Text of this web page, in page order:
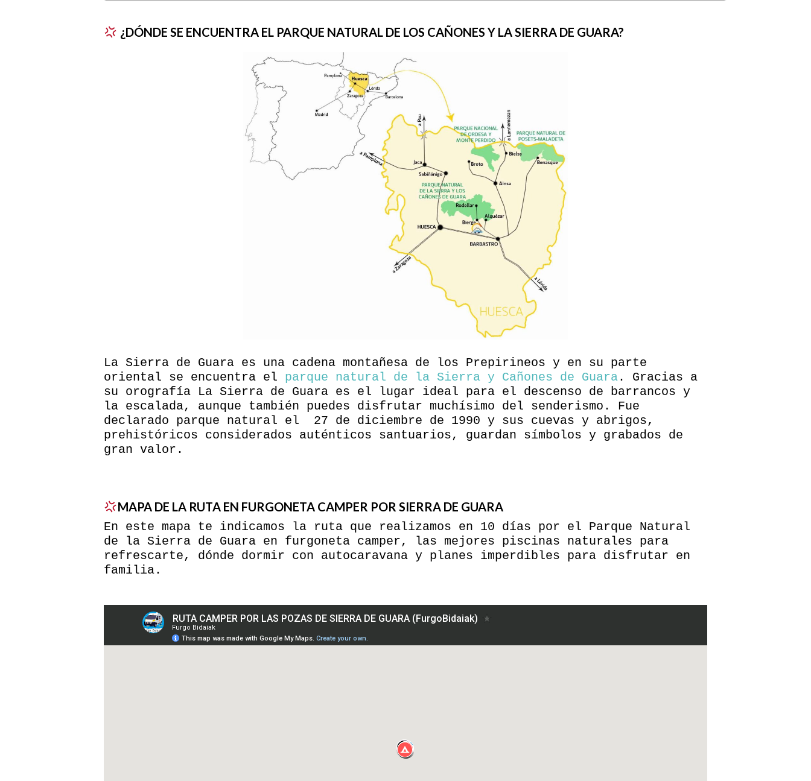
¿DÓNDE SE ENCUENTRA EL PARQUE NATURAL DE LOS CAÑONES Y LA SIERRA DE GUARA?
La Sierra de Guara es una cadena montañesa de los Prepirineos y en su parte
oriental se encuentra el parque natural de la Sierra y Cañones de Guara. Gracias a
su orografía La Sierra de Guara es el lugar ideal para el descenso de barrancos y
la escalada, aunque también puedes disfrutar muchísimo del senderismo. Fue
declarado parque natural el 27 de diciembre de 1990 y sus cuevas y abrigos,
prehistóricos considerados auténticos santuarios, guardan símbolos y grabados de
gran valor.
MAPA DE LA RUTA EN FURGONETA CAMPER POR SIERRA DE GUARA
En este mapa te indicamos la ruta que realizamos en 10 días por el Parque Natural
de la Sierra de Guara en furgoneta camper, las mejores piscinas naturales para
refrescarte, dónde dormir con autocaravana y planes imperdibles para disfrutar en
familia.